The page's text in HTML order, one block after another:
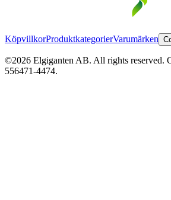
KöpvillkorProduktkategorierVarumärken
©2026 Elgiganten AB. All rights reserved.
556471-4474.